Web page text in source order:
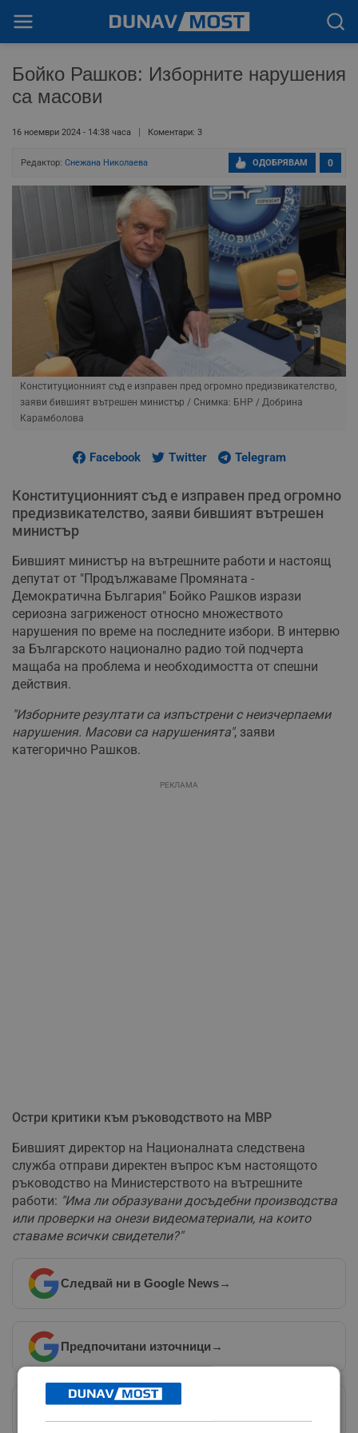
Бойко Рашков: Изборните нарушения
са масови
16 ноември 2024 - 14:38 часа Коментари: 3
Редактор: Снежана Николаева 0
ОДОБРЯВАМ
Конституционният съд е изправен пред огромно предизвикателство,
заяви бившият вътрешен министър / Снимка: БНР / Добрина
Карамболова
Facebook Twitter Telegram
Конституционният съд е изправен пред огромно
предизвикателство, заяви бившият вътрешен
министър
Бившият министър на вътрешните работи и настоящ
депутат от "Продължаваме Промяната -
Демократична България" Бойко Рашков изрази
сериозна загриженост относно множеството
нарушения по време на последните избори. В интервю
за Българското национално радио той подчерта
мащаба на проблема и необходимостта от спешни
действия.
"Изборните резултати са изпъстрени с неизчерпаеми
нарушения. Масови са нарушенията", заяви
категорично Рашков.
РЕКЛАМА
Остри критики към ръководството на МВР
Бившият директор на Националната следствена
служба отправи директен въпрос към настоящото
ръководство на Министерството на вътрешните
работи: "Има ли образувани досъдебни производства
или проверки на онези видеоматериали, на които
ставаме всички свидетели?"
Следвай ни в Google News→
Предпочитани източници →
Изпращайте снимки и информация на